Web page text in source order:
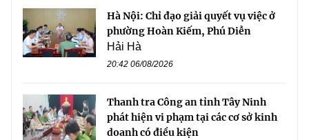
Hà Nội: Chỉ đạo giải quyết vụ việc ở
phường Hoàn Kiếm, Phú Diễn
Hải Hà
20:42 06/08/2026
Thanh tra Công an tỉnh Tây Ninh
phát hiện vi phạm tại các cơ sở kinh
doanh có điều kiện